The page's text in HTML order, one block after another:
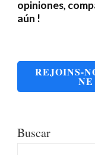
opiniones,
aún !
REJOINS-
Buscar